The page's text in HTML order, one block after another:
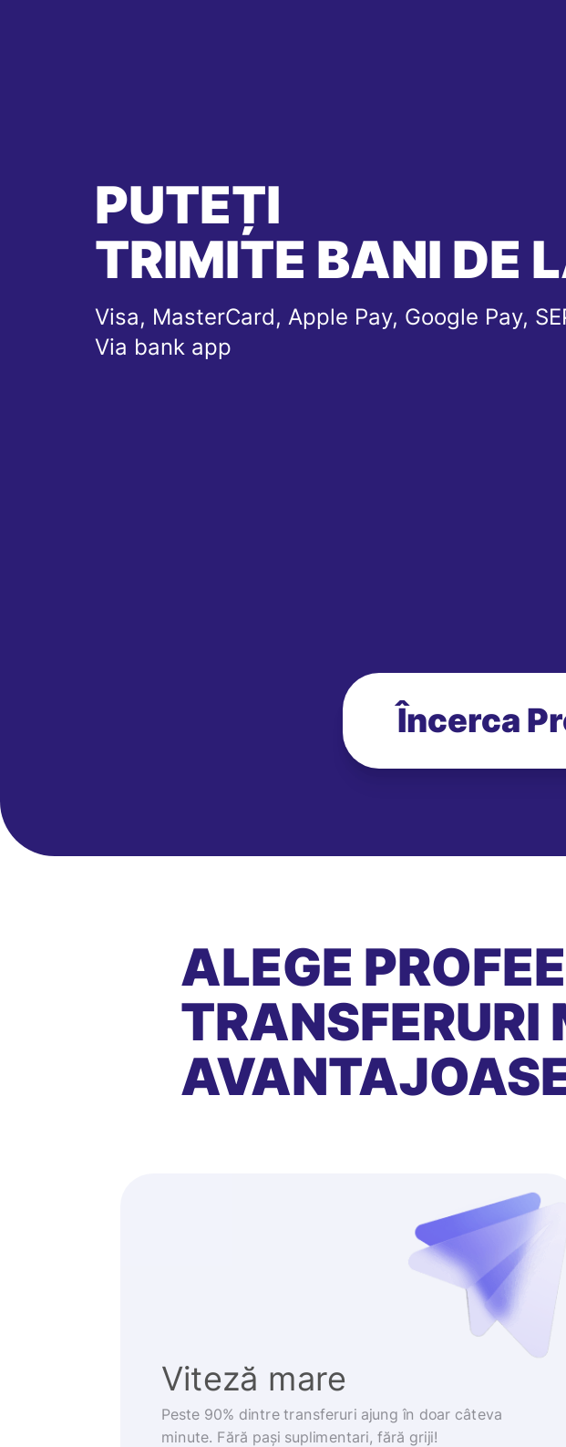
PUTEȚI
TRIMITE BANI DE
Visa, MasterCard, Apple Pay, Google Pay,
Via bank app
Încerca
ALEGE
TRANSFERURI
Viteză mare
Peste 90% dintre transferuri ajung în doar câteva
minute. Fără pași suplimentari, fără griji!